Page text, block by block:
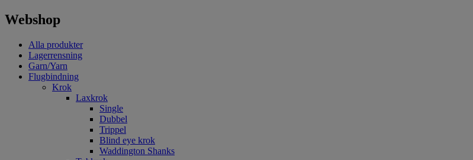
Webshop
Alla produkter
Lagerrensning
Garn/Yarn
Flugbindning
Krok
Laxkrok
Single
Dubbel
Trippel
Blind eye krok
Waddington Shanks